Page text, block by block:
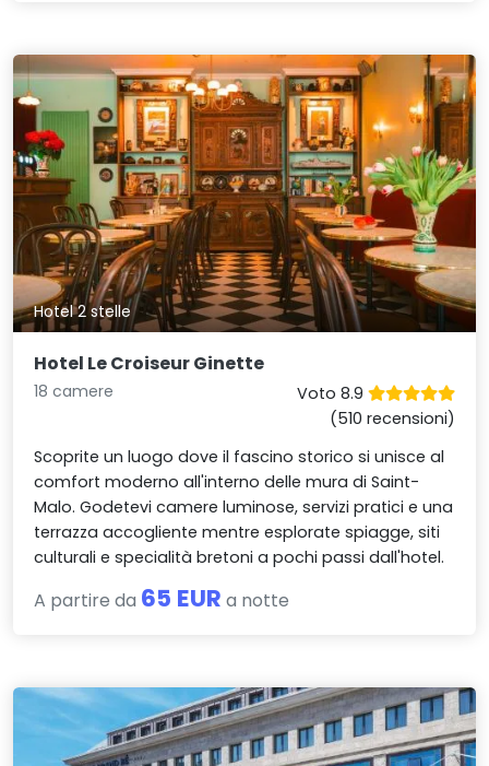
Hotel 2 stelle
Hotel Le Croiseur Ginette
18 camere
Voto 8.9
(510 recensioni)
Scoprite un luogo dove il fascino storico si unisce al
comfort moderno all'interno delle mura di Saint-
Malo. Godetevi camere luminose, servizi pratici e una
terrazza accogliente mentre esplorate spiagge, siti
culturali e specialità bretoni a pochi passi dall'hotel.
A partire da 65 EUR a notte